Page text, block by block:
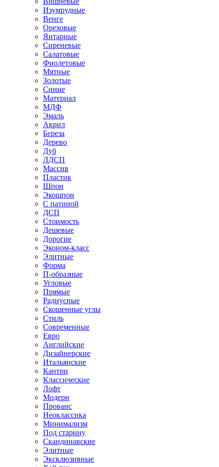
Изумрудные
Венге
Ореховые
Янтарные
Сиреневые
Салатовые
Фиолетовые
Мятные
Золотые
Синие
Материал
МДФ
Эмаль
Акрил
Береза
Дерево
Дуб
ЛДСП
Массив
Пластик
Шпон
Экошпон
С патиной
ДСП
Стоимость
Дешевые
Дорогие
Эконом-класс
Элитные
Форма
П-образные
Угловые
Прямые
Радиусные
Скошенные углы
Стиль
Современные
Евро
Английские
Дизайнерские
Итальянские
Кантри
Классические
Лофт
Модерн
Прованс
Неоклассика
Минимализм
Под старину
Скандинавские
Элитные
Эксклюзивные